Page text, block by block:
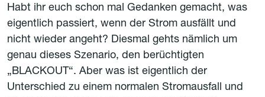
Habt ihr euch schon mal Gedanken gemacht, was
eigentlich passiert, wenn der Strom ausfällt und
nicht wieder angeht? Diesmal gehts nämlich um
genau dieses Szenario, den berüchtigten
„BLACKOUT“. Aber was ist eigentlich der
Unterschied zu einem normalen Stromausfall und